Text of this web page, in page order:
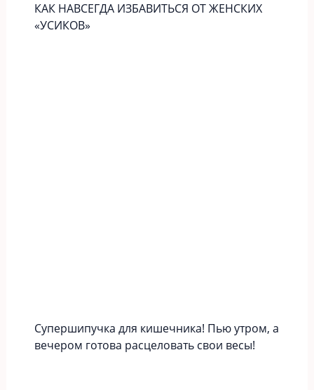
КАК НАВСЕГДА ИЗБАВИТЬСЯ ОТ ЖЕНСКИХ
«УСИКОВ»
Супершипучка для кишечника! Пью утром, а
вечером готова расцеловать свои весы!